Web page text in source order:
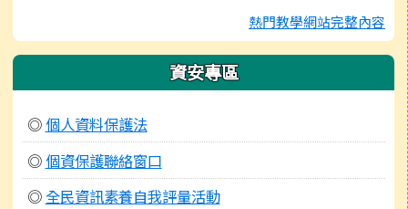
熱門教學網站完整內容
資安專區
◎個人資料保護法
◎個資保護聯絡窗口
◎全民資訊素養自我評量活動